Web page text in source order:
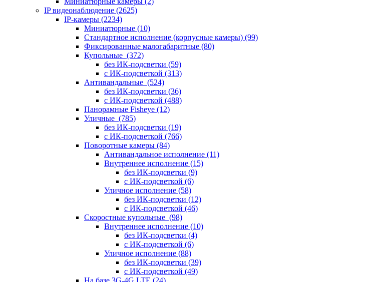
IP видеонаблюдение (2625)
IP-камеры (2234)
Миниатюрные (10)
Стандартное исполнение (корпусные камеры) (99)
Фиксированные малогабаритные (80)
Купольные (372)
без ИК-подсветки (59)
с ИК-подсветкой (313)
Антивандальные (524)
без ИК-подсветки (36)
с ИК-подсветкой (488)
Панорамные Fisheye (12)
Уличные (785)
без ИК-подсветки (19)
с ИК-подсветкой (766)
Поворотные камеры (84)
Антивандальное исполнение (11)
Внутреннее исполнение (15)
без ИК-подсветки (9)
с ИК-подсветкой (6)
Уличное исполнение (58)
без ИК-подсветки (12)
с ИК-подсветкой (46)
Скоростные купольные (98)
Внутреннее исполнение (10)
без ИК-подсветки (4)
с ИК-подсветкой (6)
Уличное исполнение (88)
без ИК-подсветки (39)
с ИК-подсветкой (49)
На базе 3G-4G LTE (24)